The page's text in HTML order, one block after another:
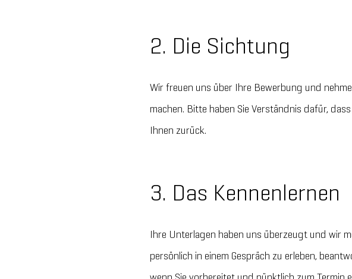
2. Die Sichtung
Wir freuen uns über Ihre Bewerbung und
machen. Bitte haben Sie Verständnis dafür,
Ihnen zurück.
3. Das Kennenlernen
Ihre Unterlagen haben uns überzeugt und wir
persönlich in einem Gespräch zu erleben,